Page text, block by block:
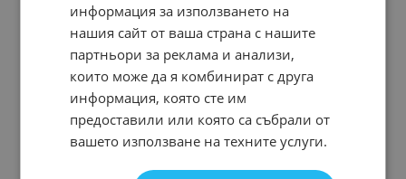
информация за използването на
нашия сайт от ваша страна с нашите
партньори за реклама и анализи,
които може да я комбинират с друга
информация, която сте им
предоставили или която са събрали от
вашето използване на техните услуги.